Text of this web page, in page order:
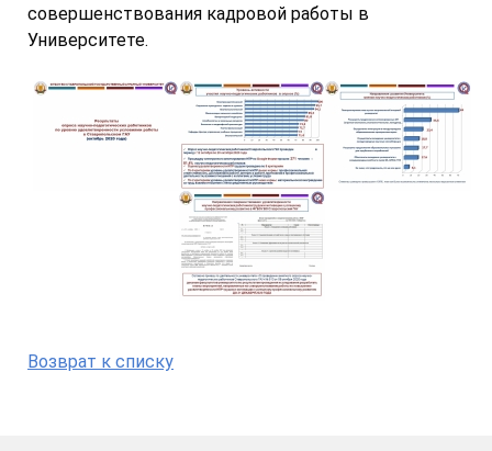
совершенствования кадровой работы в
Университете.
Возврат к списку